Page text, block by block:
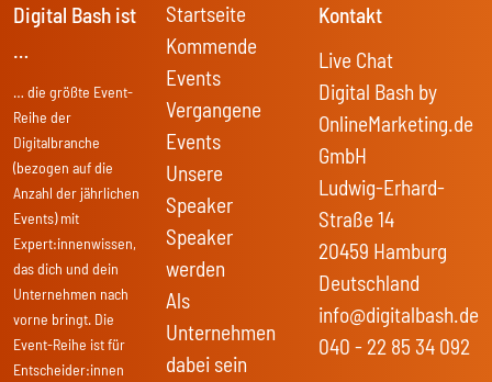
Digital Bash ist
…
… die größte Event-
Reihe der
Digitalbranche
(bezogen auf die
Anzahl der jährlichen
Events) mit
Expert:innenwissen,
das dich und dein
Unternehmen nach
vorne bringt. Die
Event-Reihe ist für
Entscheider:innen
Startseite
Kommende
Events
Vergangene
Events
Unsere
Speaker
Speaker
werden
Als
Unternehmen
dabei sein
Kontakt
Live Chat
Digital Bash by
OnlineMarketing.de
GmbH
Ludwig-Erhard-
Straße 14
20459 Hamburg
Deutschland
info@digitalbash.de
040 - 22 85 34 092